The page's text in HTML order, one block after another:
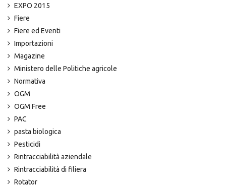
EXPO 2015
Fiere
Fiere ed Eventi
Importazioni
Magazine
Ministero delle Politiche agricole
Normativa
OGM
OGM Free
PAC
pasta biologica
Pesticidi
Rintracciabilità aziendale
Rintracciabilità di filiera
Rotator